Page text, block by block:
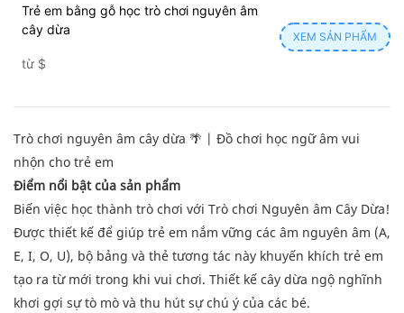
Trẻ em bằng gỗ học trò chơi nguyên âm
cây dừa
từ $
XEM SẢN PHẨM
Trò chơi nguyên âm cây dừa 🌴 | Đồ chơi học ngữ âm vui
nhộn cho trẻ em
Điểm nổi bật của sản phẩm
Biến việc học thành trò chơi với Trò chơi Nguyên âm Cây Dừa!
Được thiết kế để giúp trẻ em nắm vững các âm nguyên âm (A,
E, I, O, U), bộ bảng và thẻ tương tác này khuyến khích trẻ em
tạo ra từ mới trong khi vui chơi. Thiết kế cây dừa ngộ nghĩnh
khơi gợi sự tò mò và thu hút sự chú ý của các bé.